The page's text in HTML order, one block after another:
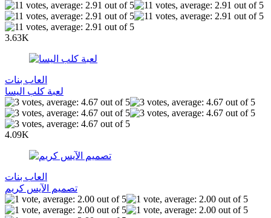
3.63K
العاب بنات
لعبة كلب اليسا
4.09K
العاب بنات
تصميم الآيس كريم